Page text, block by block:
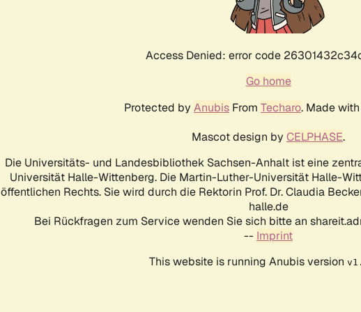
Access Denied: error code
Go home
Protected by Anubis From Techaro. Made
Mascot design by CELPHASE.
Die Universitäts- und Landesbibliothek Sachsen-Anhalt ist eine
Universität Halle-Wittenberg. Die Martin-Luther-Universität Halle-
öffentlichen Rechts. Sie wird durch die Rektorin Prof. Dr. Claudia
halle.de
Bei Rückfragen zum Service wenden Sie sich bitte an
-- Imprint
This website is running Anubis version